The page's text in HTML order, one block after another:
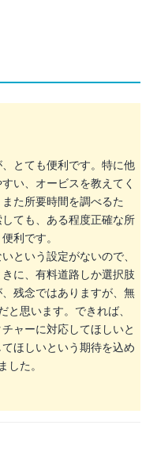
とても便利です。特に他
い、オービスを教えてく
た所要時間を調べるた
ても、ある程度正確な所
利です。
という設定がないので、
に、有料道路しか選択肢
残念ではありますが、無
と思います。できれば、
ャーに対応してほしいと
ほしいという期待を込め
した。